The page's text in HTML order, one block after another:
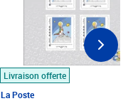
Livraison offerte
La Poste